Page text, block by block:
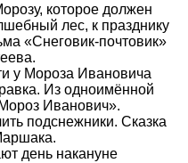
которое должен
лес, к празднику
«Снеговик-почтовик»
у Мороза Ивановича
Из одноимённой
Иванович».
подснежники. Сказка
день накануне